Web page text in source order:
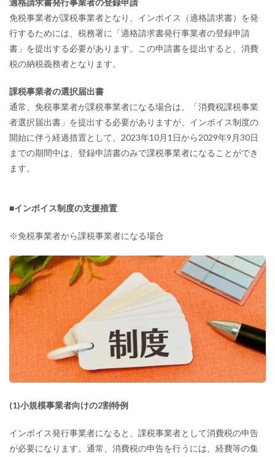
適格請求書発行事業者の登録申請
免税事業者が課税事業者となり、インボイス（適格請求書）を発
行するためには、税務署に「適格請求書発行事業者の登録申請
書」を提出する必要があります。この申請書を提出すると、消費
税の納税義務者となります。
課税事業者の選択届出書
通常、免税事業者が課税事業者になる場合は、「消費税課税事業
者選択届出書」を提出する必要がありますが、インボイス制度の
開始に伴う経過措置として、2023年10月1日から2029年9月30日
までの期間中は、登録申請書のみで課税事業者になることができ
ます。
■インボイス制度の支援措置
※免税事業者から課税事業者になる場合
(1)小規模事業者向けの2割特例
インボイス発行事業者になると、課税事業者として消費税の申告
が必要になります。通常、消費税の申告を行うには、経費等の集